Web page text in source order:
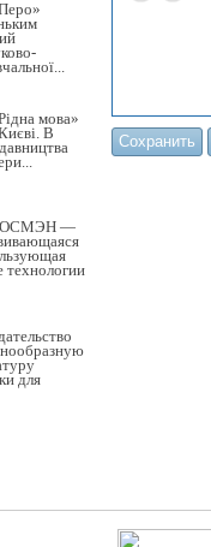
мова»
В
РОСМЭН —
технологии
для